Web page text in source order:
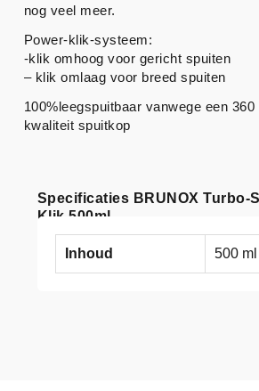
Specificaties BRUNOX Turbo-
Klik 500ml
Inhoud 500 ml
nog veel meer.
Power-klik-systeem:
-klik omhoog voor gericht spuiten
– klik omlaag voor breed spuiten
100%leegspuitbaar vanwege een 360
kwaliteit spuitkop